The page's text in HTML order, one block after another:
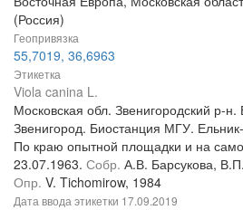
(Россия)
Геопривязка
55,7019, 36,6963
Этикетка
Viola canina L.
Московская обл. Звенигородский р-
Звенигород. Биостанция МГУ.
По краю опытной площадки и на
23.07.1963. Собр. А.В. Барсукова,
Опр. V. Tichomirow, 1984
Дата ввода этикетки 17.09.2019